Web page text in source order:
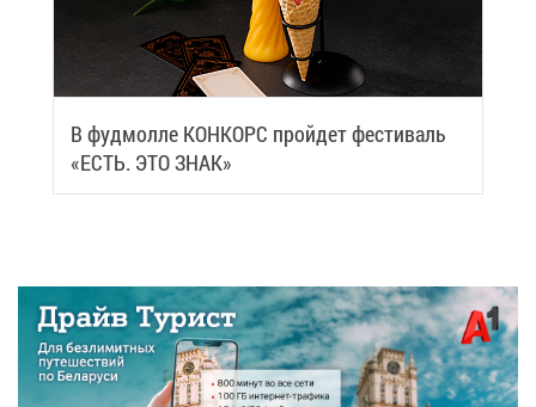
В фуд­мол­ле КОН­КОРС прой­дет фе­сти­валь
«ЕСТЬ. ЭТО ЗНАК»